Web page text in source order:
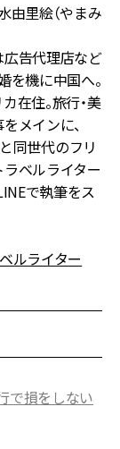
由里絵（やまみ
告代理店など
を機に中国へ。
在住。旅行・美
メインに、
同世代のフリ
ベルライター
で執筆をス
ルライター
で損をしない